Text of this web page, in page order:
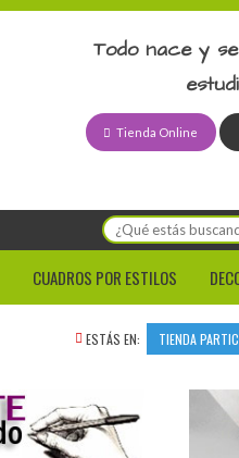
Todo nace y
Tienda Online
CUADROS POR ESTILOS
ESTÁS EN: TIENDA